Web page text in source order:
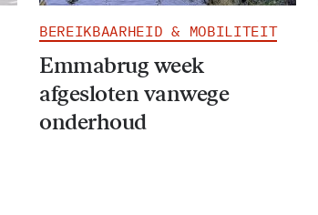
BEREIKBAARHEID & MOBILITEIT
Emmabrug week
afgesloten vanwege
onderhoud